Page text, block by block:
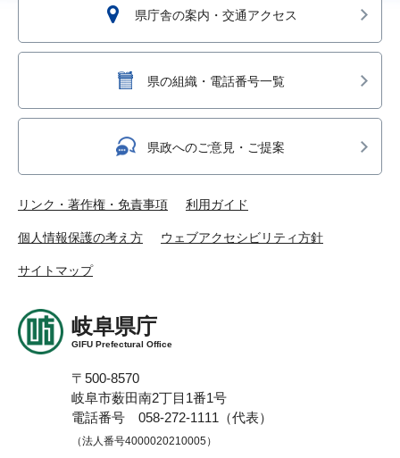
県庁舎の案内・交通アクセス
県の組織・電話番号一覧
県政へのご意見・ご提案
リンク・著作権・免責事項 利用ガイド
個人情報保護の考え方 ウェブアクセシビリティ方針
サイトマップ
岐阜県庁
GIFU Prefectural Office
〒500-8570
岐阜市薮田南2丁目1番1号
電話番号 058-272-1111（代表）
（法人番号4000020210005）